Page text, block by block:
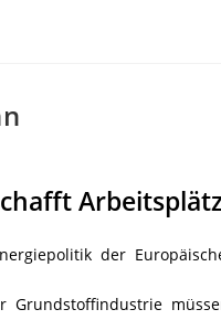
der
Grundstoffindustrie